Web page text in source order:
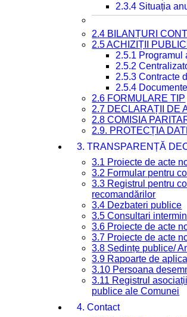
2.3.4 Situația
2.4 BILANȚURI
2.5 ACHIZIȚII
2.5.1
2.5.2
2.5.3 Contracte
2.5.4
2.6 FORMULARE TIP
2.7 DECLARAȚII DE
2.8 COMISIA
2.9. PROTECȚIA
3. TRANSPARENȚĂ
3.1 Proiecte de acte
3.2 Formular pentru
3.3 Registrul pentru
recomandărilor
3.4 Dezbateri publice
3.5 Consultari
3.6 Proiecte de acte
3.7 Proiecte de acte
3.8 Ședințe publice/
3.9 Rapoarte de
3.10 Persoana
3.11 Registrul
publice ale Comunei
4. Contact